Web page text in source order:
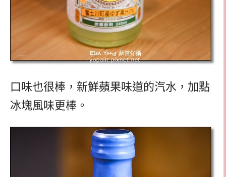
口味也很棒，新鮮蘋果味道的汽水，加點
冰塊風味更棒。